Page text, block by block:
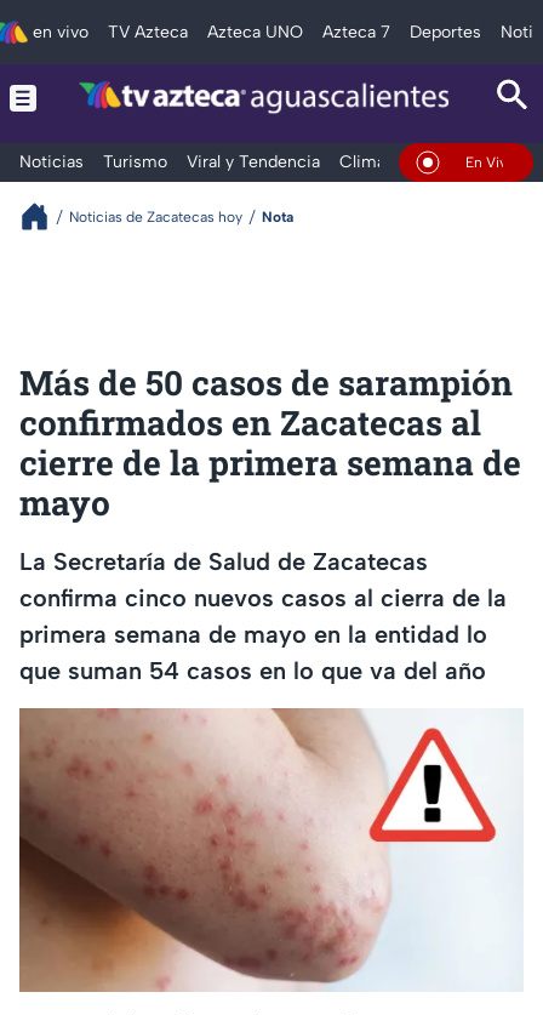
en vivo TV Azteca Azteca UNO Azteca 7 Deportes
Noticias Turismo Viral y Tendencia Clima DeportesEn Vivo
Noticias de Zacatecas hoy Nota
Más de 50 casos de sarampión
confirmados en Zacatecas al
cierre de la primera semana de
mayo
La Secretaría de Salud de Zacatecas
confirma cinco nuevos casos al cierra de la
primera semana de mayo en la entidad lo
que suman 54 casos en lo que va del año